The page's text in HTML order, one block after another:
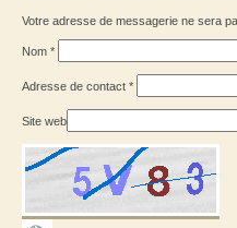
Votre adresse de messagerie ne sera
Nom *
Adresse de contact *
Site web